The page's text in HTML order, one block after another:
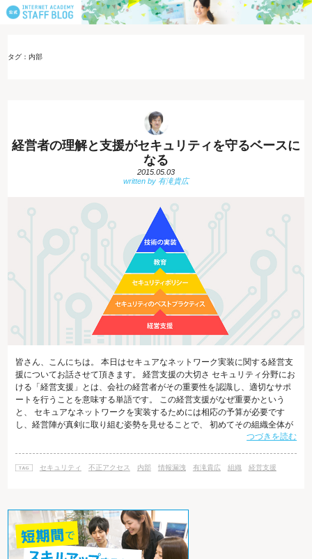
タグ：内部
経営者の理解と支援がセキュリティを守るベースに
なる
2015.05.03
皆さん、こんにちは。 本日はセキュアなネットワーク実装に関する経営支
援についてお話させて頂きます。 経営支援の大切さ セキュリティ分野にお
ける「経営支援」とは、会社の経営者がその重要性を認識し、適切なサポ
ートを行うことを意味する単語です。 この経営支援がなぜ重要かという
と、 セキュアなネットワークを実装するためには相応の予算が必要です
し、経営陣が真剣に取り組む姿勢を見せることで、 初めてその組織全体が
セキュリティについて意欲的に取り組むようになるからです。 また、セキ
織の外部からの攻撃だけではありません。 内部からの攻撃、あるいは内部
つづきを読む
セキュリティ 不正アクセス 内部 情報漏洩 有滝貴広 組織 経営支援